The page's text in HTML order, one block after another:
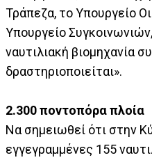
Τράπεζα, το Υπουργείο
Υπουργείο
ναυτιλιακή βιομηχανία
δραστηριοποιείται».
2.300 ποντοπόρα πλοία
Να σημειωθεί ότι στην
εγγεγραμμένες 155